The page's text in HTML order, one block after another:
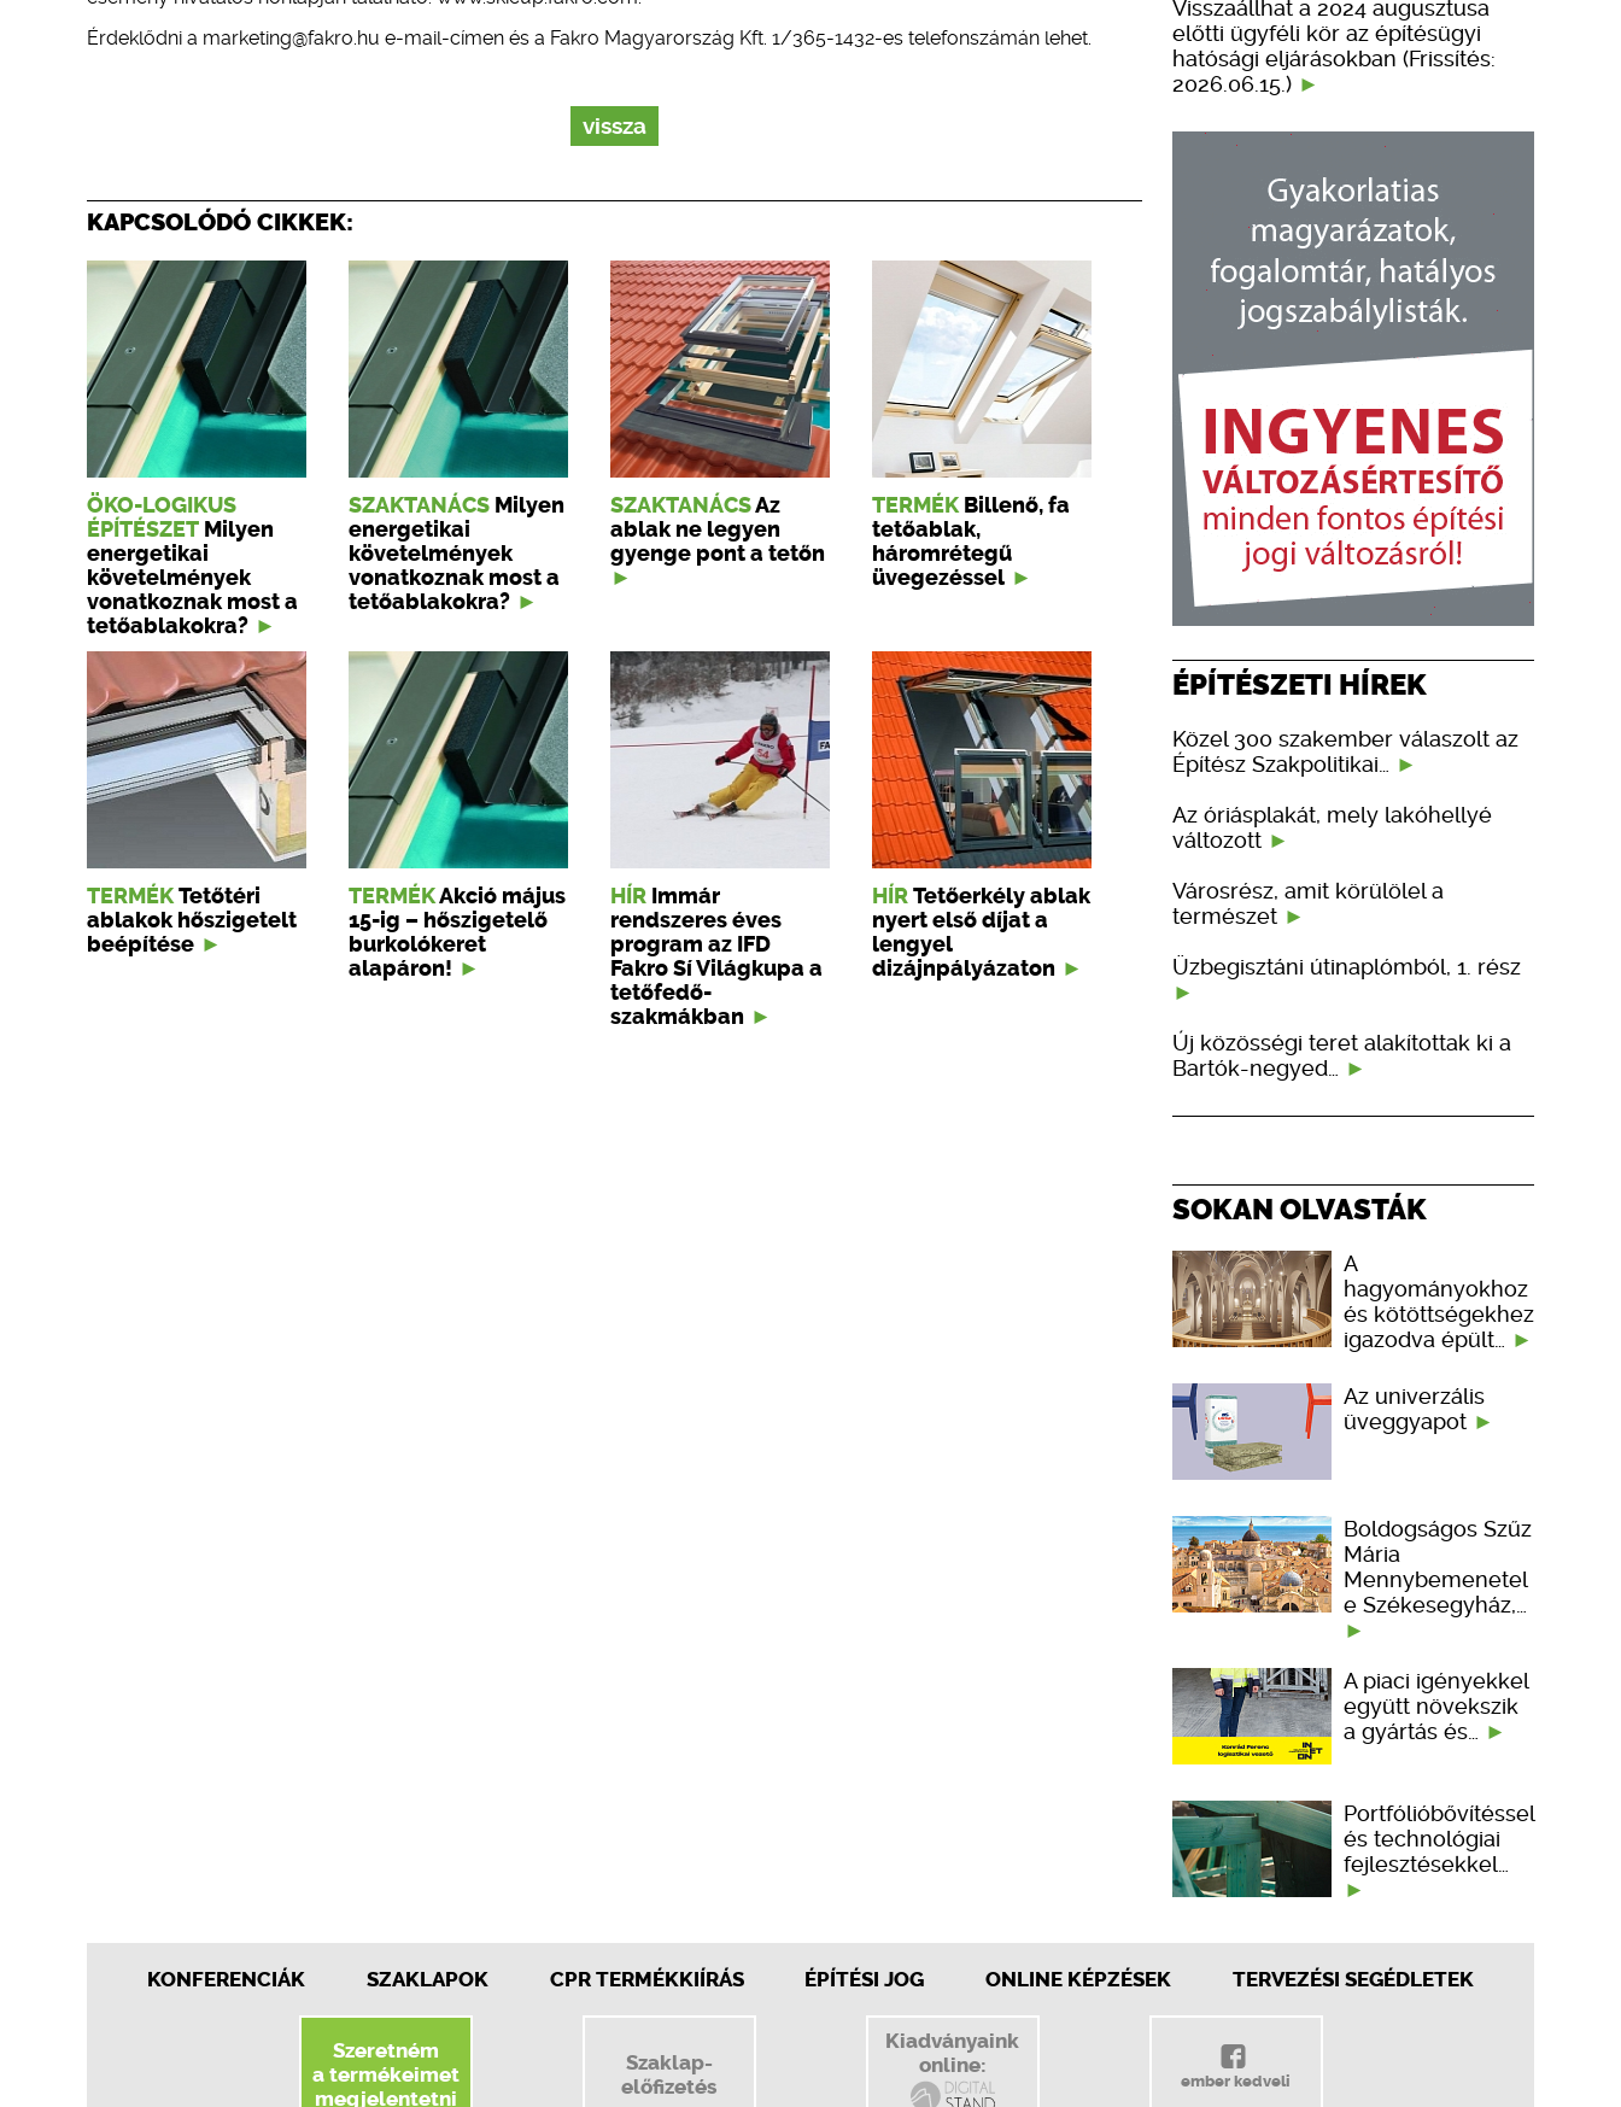
Érdeklődni a marketing@fakro.hu e-mail-címen és a Fakro Magyarország Kft. 1/365-1432-es telefonszámán lehet.
vissza
KAPCSOLÓDÓ CIKKEK:
ÖKO-LOGIKUS
ÉPÍTÉSZET Milyen
energetikai
követelmények
vonatkoznak most a
tetőablakokra?
SZAKTANÁCS Milyen
energetikai
követelmények
vonatkoznak most a
tetőablakokra?
SZAKTANÁCSAz
ablak ne legyen
gyenge pont a tetőn
TERMÉK Billenő, fa
tetőablak,
háromrétegű
üvegezéssel
TERMÉK Tetőtéri
ablakok hőszigetelt
beépítése
TERMÉKAkció május
15-ig – hőszigetelő
burkolókeret
alapáron!
HÍR Immár
rendszeres éves
program az IFD
Fakro Sí Világkupa a
tetőfedő-
szakmákban
HÍR Tetőerkély ablak
nyert első díjat a
lengyel
dizájnpályázaton
Visszaállhat a 2024 augusztusa
előtti ügyféli kör az építésügyi
hatósági eljárásokban (Frissítés:
2026.06.15.)
ÉPÍTÉSZETI HÍREK
Közel 300 szakember válaszolt az
Építész Szakpolitikai…
Az óriásplakát, mely lakóhellyé
változott
Városrész, amit körülölel a
természet
Üzbegisztáni útinaplómból, 1. rész
Új közösségi teret alakítottak ki a
Bartók-negyed…
SOKAN OLVASTÁK
A
hagyományokhoz
és kötöttségekhez
igazodva épült…
Az univerzális
üveggyapot
Boldogságos Szűz
Mária
Mennybemenetel
e Székesegyház,…
A piaci igényekkel
együtt növekszik
a gyártás és…
Portfólióbővítéssel
és technológiai
fejlesztésekkel…
KONFERENCIÁK SZAKLAPOK CPR TERMÉKKIÍRÁS ÉPÍTÉSI JOG ONLINE KÉPZÉSEK TERVEZÉSI SEGÉDLETEK
Szeretném
a termékeimet
megjelentetni
Szaklap-
előfizetés
Kiadványaink
online:
ember kedveli